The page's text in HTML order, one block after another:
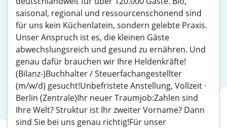
saisonal, regional und ressourcenschonend sind
für uns kein Küchenlatein, sondern gelebte Praxis.
Unser Anspruch ist es, die kleinen Gäste
abwechslungsreich und gesund zu ernähren. Und
genau dafür brauchen wir Ihre Heldenkräfte!
(Bilanz-)Buchhalter / Steuerfachangestellter
(m/w/d) gesucht!Unbefristete Anstellung, Vollzeit ·
Berlin (Zentrale)Ihr neuer Traumjob:Zahlen sind
Ihre Welt? Struktur ist Ihr zweiter Vorname? Dann
sind Sie bei uns genau richtig!Für unser